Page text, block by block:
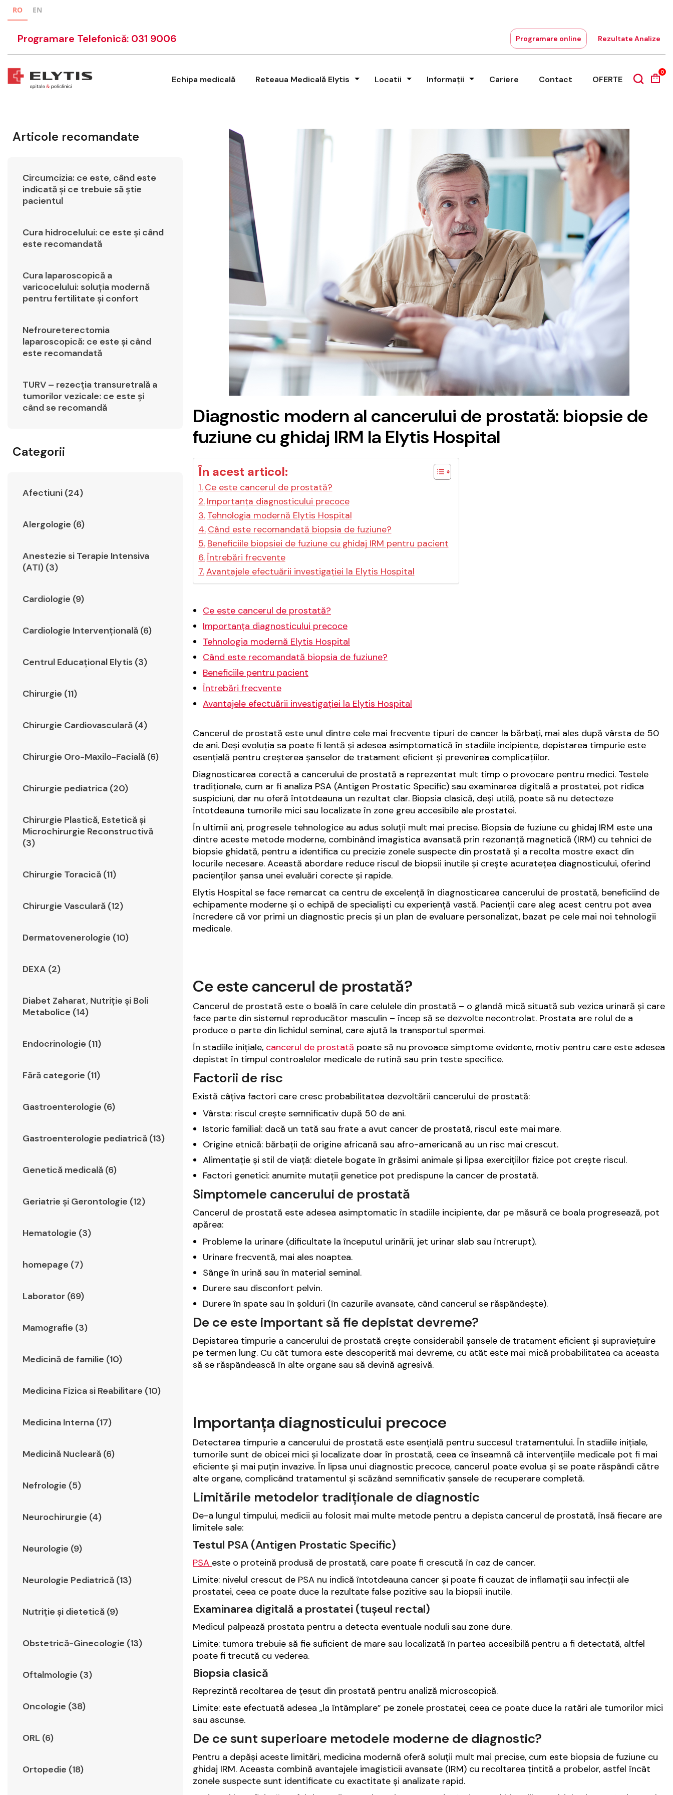
RO EN
Programare Telefonică: 031 9006 Programare online Rezultate Analize
Echipa medicală Reteaua Medicală Elytis Locatii Informații Cariere Contact OFERTE
0
Articole recomandate
Circumcizia: ce este, când este
indicată și ce trebuie să știe
pacientul
Cura hidrocelului: ce este și când
este recomandată
Cura laparoscopică a
varicocelului: soluția modernă
pentru fertilitate și confort
Nefroureterectomia
laparoscopică: ce este și când
este recomandată
TURV – rezecția transuretrală a
tumorilor vezicale: ce este și
când se recomandă
Categorii
Afectiuni (24)
Alergologie (6)
Anestezie si Terapie Intensiva
(ATI) (3)
Cardiologie (9)
Cardiologie Intervențională (6)
Centrul Educațional Elytis (3)
Chirurgie (11)
Chirurgie Cardiovasculară (4)
Chirurgie Oro-Maxilo-Facială (6)
Chirurgie pediatrica (20)
Chirurgie Plastică, Estetică şi
Microchirurgie Reconstructivă
(3)
Chirurgie Toracică (11)
Chirurgie Vasculară (12)
Dermatovenerologie (10)
DEXA (2)
Diabet Zaharat, Nutriţie şi Boli
Metabolice (14)
Endocrinologie (11)
Fără categorie (11)
Gastroenterologie (6)
Gastroenterologie pediatrică (13)
Genetică medicală (6)
Geriatrie şi Gerontologie (12)
Hematologie (3)
homepage (7)
Laborator (69)
Mamografie (3)
Medicină de familie (10)
Medicina Fizica si Reabilitare (10)
Medicina Interna (17)
Medicină Nucleară (6)
Nefrologie (5)
Neurochirurgie (4)
Neurologie (9)
Neurologie Pediatrică (13)
Nutriție și dietetică (9)
Obstetrică-Ginecologie (13)
Oftalmologie (3)
Oncologie (38)
ORL (6)
Ortopedie (18)
Diagnostic modern al cancerului de prostată: biopsie de
fuziune cu ghidaj IRM la Elytis Hospital
În acest articol:
Ce este cancerul de prostată?
Importanța diagnosticului precoce
Tehnologia modernă Elytis Hospital
Când este recomandată biopsia de fuziune?
Beneficiile biopsiei de fuziune cu ghidaj IRM pentru pacient
Întrebări frecvente
Avantajele efectuării investigației la Elytis Hospital
Ce este cancerul de prostată?
Importanța diagnosticului precoce
Tehnologia modernă Elytis Hospital
Când este recomandată biopsia de fuziune?
Beneficiile pentru pacient
Întrebări frecvente
Avantajele efectuării investigației la Elytis Hospital
Cancerul de prostată este unul dintre cele mai frecvente tipuri de cancer la bărbați, mai ales după vârsta de 50
de ani. Deși evoluția sa poate fi lentă și adesea asimptomatică în stadiile incipiente, depistarea timpurie este
esențială pentru creșterea șanselor de tratament eficient și prevenirea complicațiilor.
Diagnosticarea corectă a cancerului de prostată a reprezentat mult timp o provocare pentru medici. Testele
tradiționale, cum ar fi analiza PSA (Antigen Prostatic Specific) sau examinarea digitală a prostatei, pot ridica
suspiciuni, dar nu oferă întotdeauna un rezultat clar. Biopsia clasică, deși utilă, poate să nu detecteze
întotdeauna tumorile mici sau localizate în zone greu accesibile ale prostatei.
În ultimii ani, progresele tehnologice au adus soluții mult mai precise. Biopsia de fuziune cu ghidaj IRM este una
dintre aceste metode moderne, combinând imagistica avansată prin rezonanță magnetică (IRM) cu tehnici de
biopsie ghidată, pentru a identifica cu precizie zonele suspecte din prostată și a recolta mostre exact din
locurile necesare. Această abordare reduce riscul de biopsii inutile și crește acuratețea diagnosticului, oferind
pacienților șansa unei evaluări corecte și rapide.
Elytis Hospital se face remarcat ca centru de excelență în diagnosticarea cancerului de prostată, beneficiind de
echipamente moderne și o echipă de specialiști cu experiență vastă. Pacienții care aleg acest centru pot avea
încredere că vor primi un diagnostic precis și un plan de evaluare personalizat, bazat pe cele mai noi tehnologii
medicale.
Ce este cancerul de prostată?
Cancerul de prostată este o boală în care celulele din prostată – o glandă mică situată sub vezica urinară și care
face parte din sistemul reproducător masculin – încep să se dezvolte necontrolat. Prostata are rolul de a
produce o parte din lichidul seminal, care ajută la transportul spermei.
În stadiile inițiale, cancerul de prostată poate să nu provoace simptome evidente, motiv pentru care este adesea
depistat în timpul controalelor medicale de rutină sau prin teste specifice.
Factorii de risc
Există câțiva factori care cresc probabilitatea dezvoltării cancerului de prostată:
Vârsta: riscul crește semnificativ după 50 de ani.
Istoric familial: dacă un tată sau frate a avut cancer de prostată, riscul este mai mare.
Origine etnică: bărbații de origine africană sau afro-americană au un risc mai crescut.
Alimentație și stil de viață: dietele bogate în grăsimi animale și lipsa exercițiilor fizice pot crește riscul.
Factori genetici: anumite mutații genetice pot predispune la cancer de prostată.
Simptomele cancerului de prostată
Cancerul de prostată este adesea asimptomatic în stadiile incipiente, dar pe măsură ce boala progresează, pot
apărea:
Probleme la urinare (dificultate la începutul urinării, jet urinar slab sau întrerupt).
Urinare frecventă, mai ales noaptea.
Sânge în urină sau în material seminal.
Durere sau disconfort pelvin.
Durere în spate sau în șolduri (în cazurile avansate, când cancerul se răspândește).
De ce este important să fie depistat devreme?
Depistarea timpurie a cancerului de prostată crește considerabil șansele de tratament eficient și supraviețuire
pe termen lung. Cu cât tumora este descoperită mai devreme, cu atât este mai mică probabilitatea ca aceasta
să se răspândească în alte organe sau să devină agresivă.
Importanța diagnosticului precoce
Detectarea timpurie a cancerului de prostată este esențială pentru succesul tratamentului. În stadiile inițiale,
tumorile sunt de obicei mici și localizate doar în prostată, ceea ce înseamnă că intervențiile medicale pot fi mai
eficiente și mai puțin invazive. În lipsa unui diagnostic precoce, cancerul poate evolua și se poate răspândi către
alte organe, complicând tratamentul și scăzând semnificativ șansele de recuperare completă.
Limitările metodelor tradiționale de diagnostic
De-a lungul timpului, medicii au folosit mai multe metode pentru a depista cancerul de prostată, însă fiecare are
limitele sale:
Testul PSA (Antigen Prostatic Specific)
PSA este o proteină produsă de prostată, care poate fi crescută în caz de cancer.
Limite: nivelul crescut de PSA nu indică întotdeauna cancer și poate fi cauzat de inflamații sau infecții ale
prostatei, ceea ce poate duce la rezultate false pozitive sau la biopsii inutile.
Examinarea digitală a prostatei (tușeul rectal)
Medicul palpează prostata pentru a detecta eventuale noduli sau zone dure.
Limite: tumora trebuie să fie suficient de mare sau localizată în partea accesibilă pentru a fi detectată, altfel
poate fi trecută cu vederea.
Biopsia clasică
Reprezintă recoltarea de țesut din prostată pentru analiză microscopică.
Limite: este efectuată adesea „la întâmplare” pe zonele prostatei, ceea ce poate duce la ratări ale tumorilor mici
sau ascunse.
De ce sunt superioare metodele moderne de diagnostic?
Pentru a depăși aceste limitări, medicina modernă oferă soluții mult mai precise, cum este biopsia de fuziune cu
ghidaj IRM. Aceasta combină avantajele imagisticii avansate (IRM) cu recoltarea țintită a probelor, astfel încât
zonele suspecte sunt identificate cu exactitate și analizate rapid.